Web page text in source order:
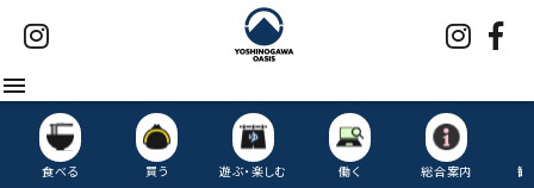
menu
食べる 買う 遊ぶ・楽しむ 働く 総合案内 観